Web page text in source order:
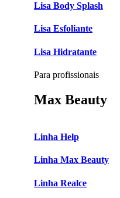
Lisa Body Splash
Lisa Esfoliante
Lisa Hidratante
Para profissionais
Max Beauty
Linha Help
Linha Max Beauty
Linha Realce